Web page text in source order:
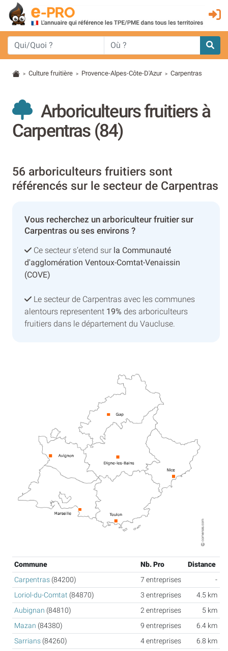
> Culture fruitière > Provence-Alpes-Côte-D'Azur > Carpentras
Arboriculteurs fruitiers à
Carpentras (84)
56 arboriculteurs fruitiers sont
référencés sur le secteur de Carpentras
Vous recherchez un arboriculteur fruitier sur
Carpentras ou ses environs ?
Ce secteur s’etend sur la Communauté
d'agglomération Ventoux-Comtat-Venaissin
(COVE)
Le secteur de Carpentras avec les communes
alentours representent 19% des arboriculteurs
fruitiers dans le département du Vaucluse.
Commune Nb. Pro
Distance
Carpentras (84200) 7 entreprises
-
Loriol-du-Comtat (84870) 3 entreprises
4.5 km
Aubignan (84810) 2 entreprises
5 km
Mazan (84380) 9 entreprises
6.4 km
Sarrians (84260) 4 entreprises
6.8 km